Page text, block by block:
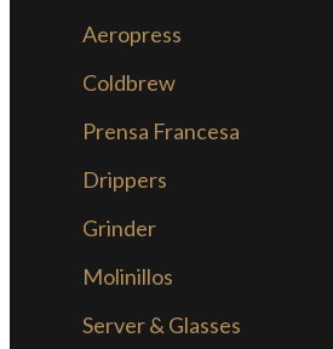
Aeropress
Coldbrew
Prensa Francesa
Drippers
Grinder
Molinillos
Server & Glasses